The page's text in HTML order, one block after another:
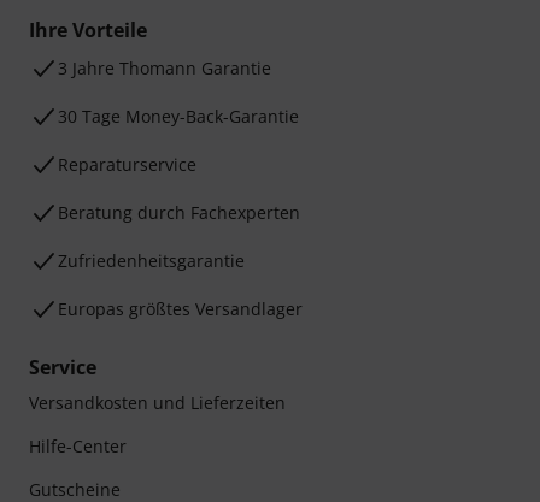
Ihre Vorteile
3 Jahre Thomann Garantie
30 Tage Money-Back-Garantie
Reparaturservice
Beratung durch Fachexperten
Zufriedenheitsgarantie
Europas größtes Versandlager
Service
Versandkosten und Lieferzeiten
Hilfe-Center
Gutscheine